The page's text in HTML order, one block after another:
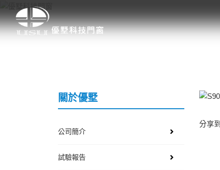
關於優墅
公司簡介
試驗報告
分享到